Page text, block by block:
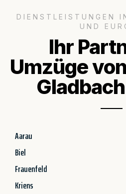
DIENSTLEISTUNGEN
UND
Ihr
Umzüge
Aarau
Biel
Frauenfeld
Kriens